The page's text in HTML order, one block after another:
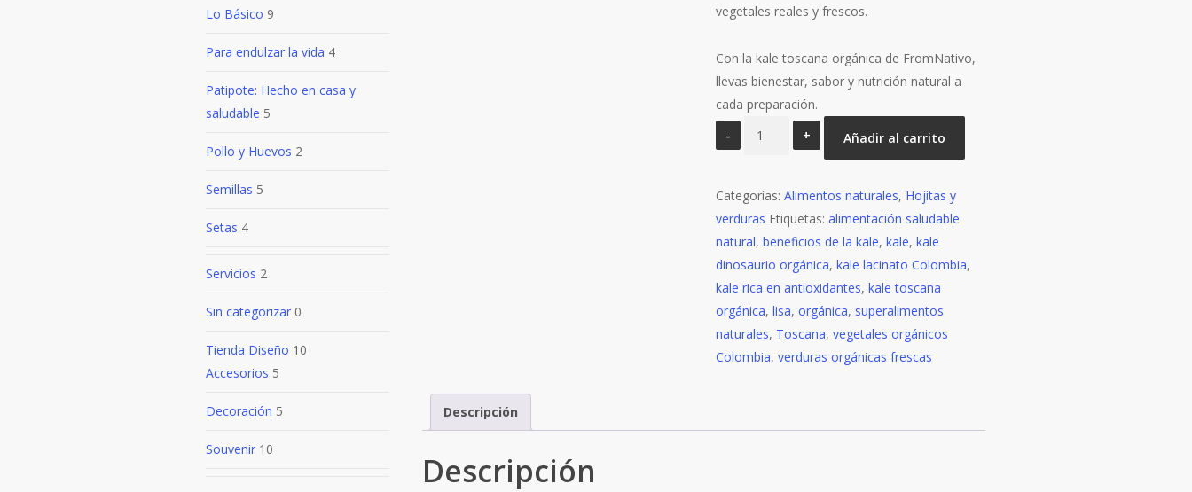
Lo Básico 9
Para endulzar la vida 4
Patipote: Hecho en casa y
saludable 5
Pollo y Huevos 2
Semillas 5
Setas 4
Servicios 2
Sin categorizar 0
Tienda Diseño 10
Accesorios 5
Decoración 5
Souvenir 10
vegetales reales y frescos.
Con la kale toscana orgánica de FromNativo,
llevas bienestar, sabor y nutrición natural a
cada preparación.
*
250
gr
cantidad
Añadir al carrito
Categorías: Alimentos naturales, Hojitas y
verduras Etiquetas: alimentación saludable
natural, beneficios de la kale, kale, kale
dinosaurio orgánica, kale lacinato Colombia,
kale rica en antioxidantes, kale toscana
orgánica, lisa, orgánica, superalimentos
naturales, Toscana, vegetales orgánicos
Colombia, verduras orgánicas frescas
Descripción
Descripción